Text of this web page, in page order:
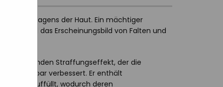
Kollagens der Haut. Ein mächtiger
und das Erscheinungsbild von Falten und
festigenden Straffungseffekt, der die
sichtbar verbessert. Er enthält
auffüllt, wodurch deren